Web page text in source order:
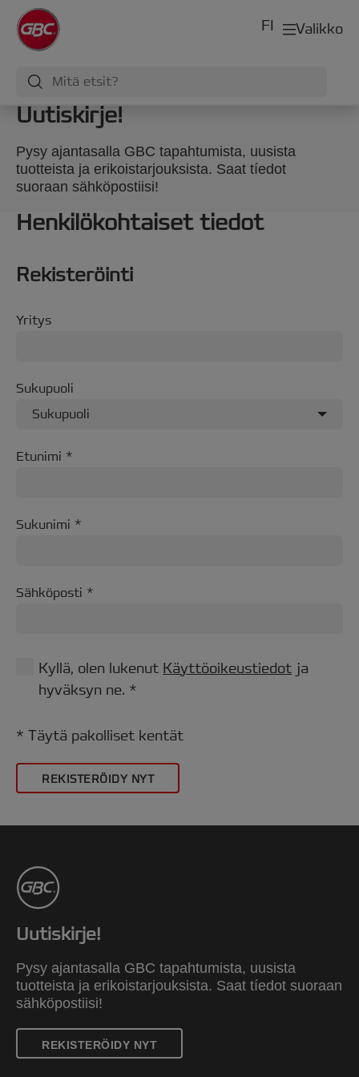
Valikko
FI
Uutiskirje!
Pysy ajantasalla GBC tapahtumista, uusista
tuotteista ja erikoistarjouksista. Saat tíedot
suoraan sähköpostiisi!
Henkilökohtaiset tiedot
Rekisteröinti
Yritys
Sukupuoli
Sukupuoli
Etunimi
Sukunimi
Sähköposti
Kyllä, olen lukenut Käyttöoikeustiedot ja
hyväksyn ne. *
* Täytä pakolliset kentät
REKISTERÖIDY NYT
Uutiskirje!
Pysy ajantasalla GBC tapahtumista, uusista
tuotteista ja erikoistarjouksista. Saat tíedot suoraan
sähköpostiisi!
REKISTERÖIDY NYT